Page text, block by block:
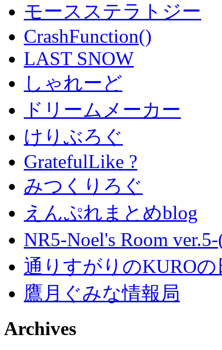
モースステラトジー
CrashFunction()
LAST SNOW
しゃれーど
ドリームメーカー
けりぶろぐ
GratefulLike ?
みつくりろぐ
えんぷれまとめblog
NR5-Noel's Room
通りすがりのKURO
鷹月ぐみな情報局
Archives